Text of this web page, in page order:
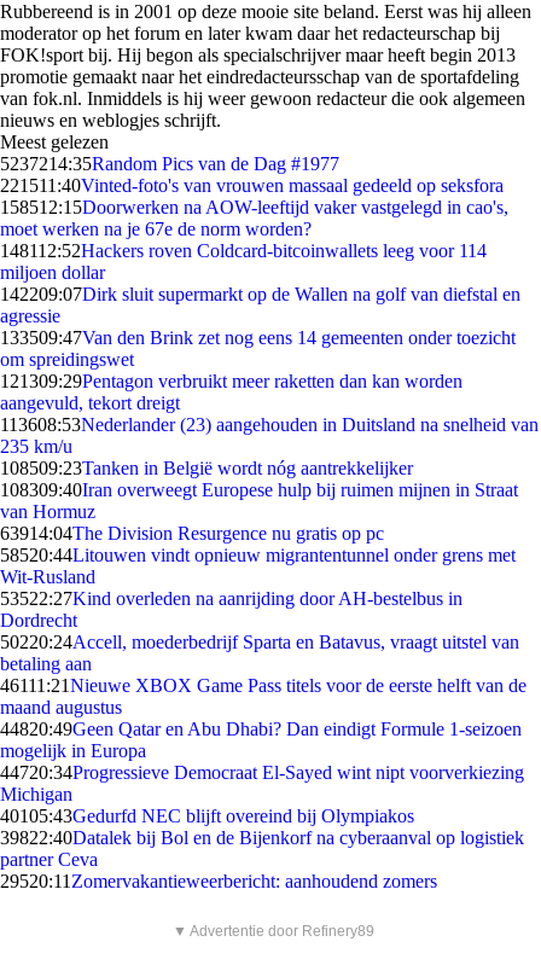
Rubbereend is in 2001 op deze mooie site beland. Eerst was hij alleen
moderator op het forum en later kwam daar het redacteurschap bij
FOK!sport bij. Hij begon als specialschrijver maar heeft begin 2013
promotie gemaakt naar het eindredacteursschap van de sportafdeling
van fok.nl. Inmiddels is hij weer gewoon redacteur die ook algemeen
nieuws en weblogjes schrijft.
Meest gelezen
5237214:35Random Pics van de Dag #1977
221511:40Vinted-foto's van vrouwen massaal gedeeld op seksfora
158512:15Doorwerken na AOW-leeftijd vaker vastgelegd in cao's,
moet werken na je 67e de norm worden?
148112:52Hackers roven Coldcard-bitcoinwallets leeg voor 114
miljoen dollar
142209:07Dirk sluit supermarkt op de Wallen na golf van diefstal en
agressie
133509:47Van den Brink zet nog eens 14 gemeenten onder toezicht
om spreidingswet
121309:29Pentagon verbruikt meer raketten dan kan worden
aangevuld, tekort dreigt
113608:53Nederlander (23) aangehouden in Duitsland na snelheid van
235 km/u
108509:23Tanken in België wordt nóg aantrekkelijker
108309:40Iran overweegt Europese hulp bij ruimen mijnen in Straat
van Hormuz
63914:04The Division Resurgence nu gratis op pc
58520:44Litouwen vindt opnieuw migrantentunnel onder grens met
Wit-Rusland
53522:27Kind overleden na aanrijding door AH-bestelbus in
Dordrecht
50220:24Accell, moederbedrijf Sparta en Batavus, vraagt uitstel van
betaling aan
46111:21Nieuwe XBOX Game Pass titels voor de eerste helft van de
maand augustus
44820:49Geen Qatar en Abu Dhabi? Dan eindigt Formule 1-seizoen
mogelijk in Europa
44720:34Progressieve Democraat El-Sayed wint nipt voorverkiezing
Michigan
40105:43Gedurfd NEC blijft overeind bij Olympiakos
39822:40Datalek bij Bol en de Bijenkorf na cyberaanval op logistiek
partner Ceva
29520:11 Zomervakantieweerbericht: aanhoudend zomers
▼ Advertentie door Refinery89